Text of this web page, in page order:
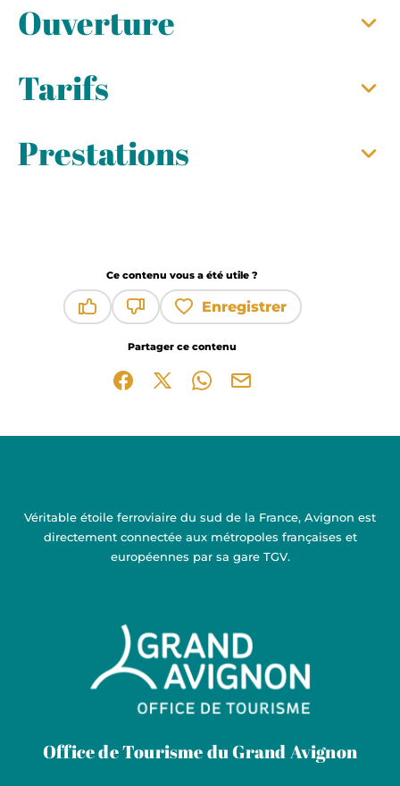
Ouverture
Tarifs
Prestations
Ce contenu vous a été utile ?
Enregistrer
Partager ce contenu
Partager sur Facebook (nouvelle fenêtre)
Partager sur X / Twitter (nouvelle
Partager sur WhatsApp
Partager par mail
Véritable étoile ferroviaire du sud de la France, Avignon est
directement connectée aux métropoles françaises et
européennes par sa gare TGV.
Grand Avignon Tourisme
Office de Tourisme du Grand Avignon